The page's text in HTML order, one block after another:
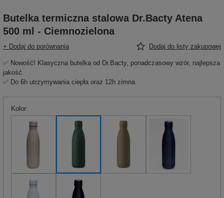
Butelka termiczna stalowa Dr.Bacty Atena
500 ml - Ciemnozielona
+ Dodaj do porównania Dodaj do listy zakupowej
✅ Nowość! Klasyczna butelka od Dr.Bacty, ponadczasowy wzór, najlepsza
jakość.
✅ Do 6h utrzymywania ciepła oraz 12h zimna.
Kolor